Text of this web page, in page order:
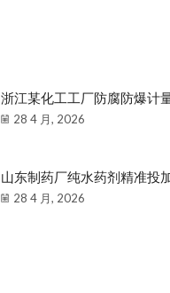
浙江某化工工厂防腐防爆计
28 4 月, 2026
山东制药厂纯水药剂精准投
28 4 月, 2026